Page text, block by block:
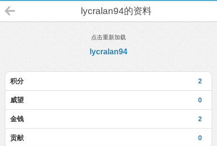
lycralan94的资料
点击重新加载
lycralan94
2
积分
0
威望
2
金钱
0
贡献